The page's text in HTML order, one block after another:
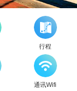
行程
通讯Wifi